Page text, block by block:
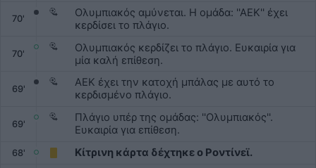
70'
Ολυμπιακός αμύνεται. Η ομάδα: ''ΑΕΚ'' έχει
κερδίσει το πλάγιο.
70'
Ολυμπιακός κερδίζει το πλάγιο. Ευκαιρία για
μία καλή επίθεση.
69'
ΑΕΚ έχει την κατοχή μπάλας με αυτό το
κερδισμένο πλάγιο.
69'
Πλάγιο υπέρ της ομάδας: ''Ολυμπιακός''.
Ευκαιρία για επίθεση.
68' Κίτρινη κάρτα δέχτηκε ο Ροντίνεϊ.